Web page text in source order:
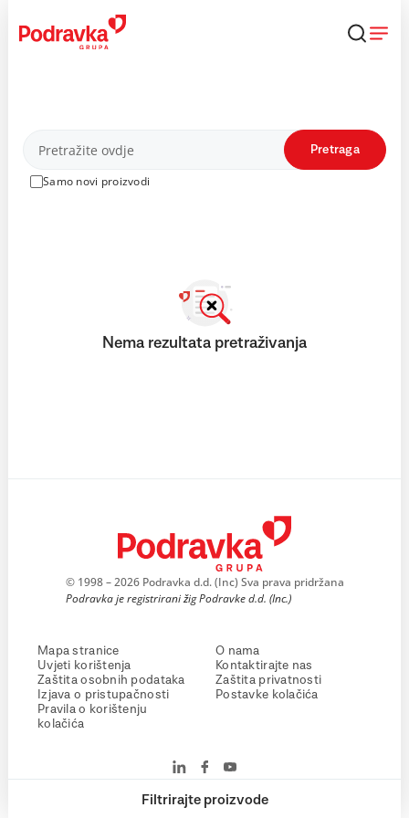
content
Proizvodi
Samo novi proizvodi
Pretraga
Filtrirajte proizvode
Nema rezultata pretraživanja
© 1998 – 2026 Podravka d.d. (Inc) Sva prava pridržana
Podravka je registrirani žig Podravke d.d. (Inc.)
Mapa stranice
Uvjeti korištenja
Zaštita osobnih podataka
Izjava o pristupačnosti
Pravila o korištenju
kolačića
O nama
Kontaktirajte nas
Zaštita privatnosti
Postavke kolačića